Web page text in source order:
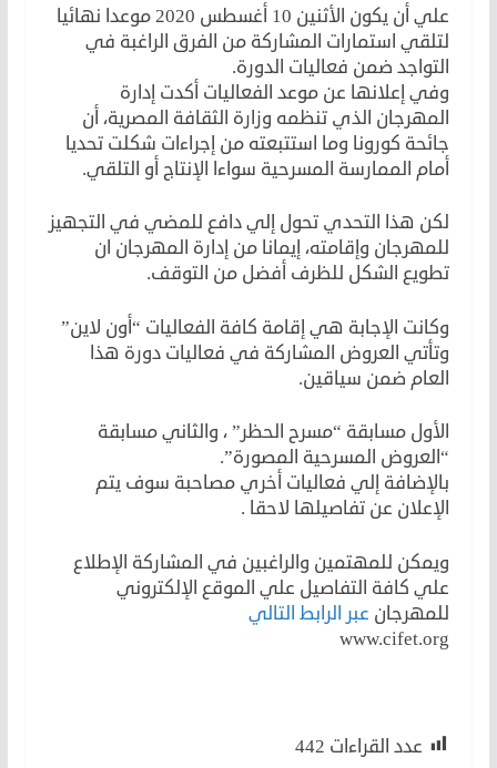
علي أن يكون الأثنين 10 أغسطس 2020 موعدا نهائيا
لتلقي استمارات المشاركة من الفرق الراغبة في
التواجد ضمن فعاليات الدورة.
وفي إعلانها عن موعد الفعاليات أكدت إدارة
المهرجان الذي تنظمه وزارة الثقافة المصرية، أن
جائحة كورونا وما استتبعته من إجراءات شكلت تحديا
أمام الممارسة المسرحية سواءا الإنتاج أو التلقي.
لكن هذا التحدي تحول إلي دافع للمضي في التجهيز
للمهرجان وإقامته، إيمانا من إدارة المهرجان ان
تطويع الشكل للظرف أفضل من التوقف.
وكانت الإجابة هي إقامة كافة الفعاليات “أون لاين”
وتأتي العروض المشاركة في فعاليات دورة هذا
العام ضمن سياقين.
الأول مسابقة “مسرح الحظر” ، والثاني مسابقة
“العروض المسرحية المصورة”.
بالإضافة إلي فعاليات أخري مصاحبة سوف يتم
الإعلان عن تفاصيلها لاحقا .
ويمكن للمهتمين والراغبين في المشاركة الإطلاع
علي كافة التفاصيل علي الموقع الإلكتروني
للمهرجان عبر الرابط التالي
www.cifet.org
عدد القراءات 442